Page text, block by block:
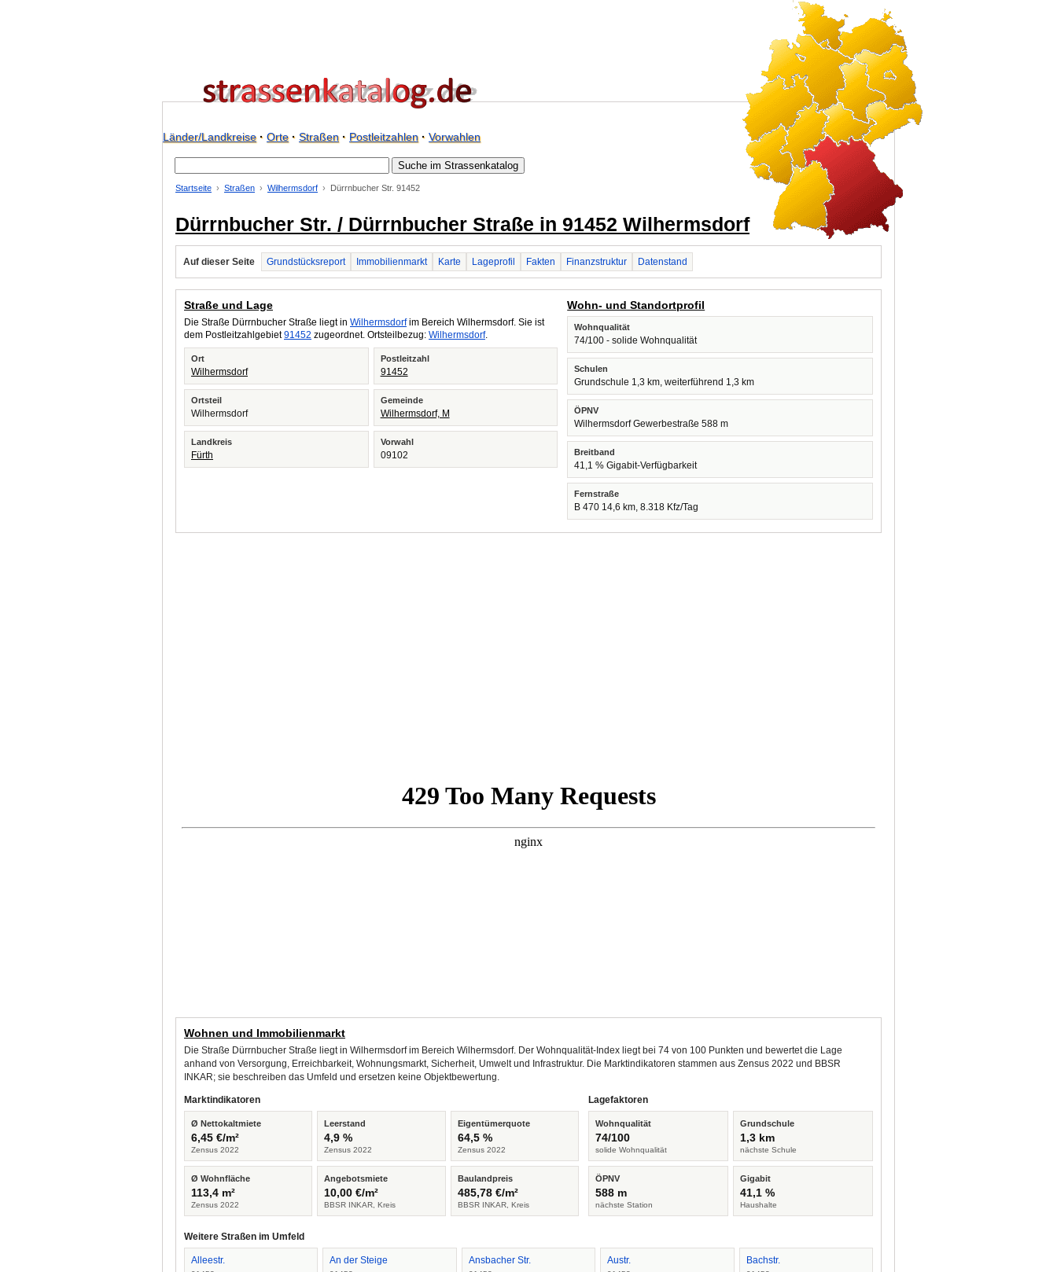
Länder/Landkreise· Orte· Straßen· Postleitzahlen· Vorwahlen
Startseite Straßen Wilhermsdorf Dürrnbucher Str. 91452
Dürrnbucher Str. / Dürrnbucher Straße in 91452 Wilhermsdorf
Auf dieser Seite Grundstücksreport Immobilienmarkt Karte Lageprofil Fakten Finanzstruktur Datenstand
Straße und Lage
Die Straße Dürrnbucher Straße liegt in Wilhermsdorfim Bereich Wilhermsdorf. Sie ist
dem Postleitzahlgebiet91452 zugeordnet. Ortsteilbezug: Wilhermsdorf.
Ort
Wilhermsdorf
Postleitzahl
91452
Ortsteil
Wilhermsdorf
Gemeinde
Wilhermsdorf, M
Landkreis
Fürth
Vorwahl
09102
Wohn- und Standortprofil
Wohnqualität
74/100 - solide Wohnqualität
Schulen
Grundschule 1,3 km, weiterführend 1,3 km
ÖPNV
Wilhermsdorf Gewerbestraße 588 m
Breitband
41,1 % Gigabit-Verfügbarkeit
Fernstraße
B 470 14,6 km, 8.318 Kfz/Tag
Wohnen und Immobilienmarkt
Die Straße Dürrnbucher Straße liegt in Wilhermsdorf im Bereich Wilhermsdorf. Der Wohnqualität-Index liegt bei 74 von 100 Punkten und bewertet die Lage
anhand von Versorgung, Erreichbarkeit, Wohnungsmarkt, Sicherheit, Umwelt und Infrastruktur. Die Marktindikatoren stammen aus Zensus 2022 und BBSR
INKAR; sie beschreiben das Umfeld und ersetzen keine Objektbewertung.
Marktindikatoren
Ø Nettokaltmiete
6,45 €/m²
Zensus 2022
Leerstand
4,9 %
Zensus 2022
Eigentümerquote
64,5 %
Zensus 2022
Ø Wohnfläche
113,4 m²
Zensus 2022
Angebotsmiete
10,00 €/m²
BBSR INKAR, Kreis
Baulandpreis
485,78 €/m²
BBSR INKAR, Kreis
Lagefaktoren
Wohnqualität
74/100
solide Wohnqualität
Grundschule
1,3 km
nächste Schule
ÖPNV
588 m
nächste Station
Gigabit
41,1 %
Haushalte
Weitere Straßen im Umfeld
Alleestr. An der Steige Ansbacher Str. Austr. Bachstr.